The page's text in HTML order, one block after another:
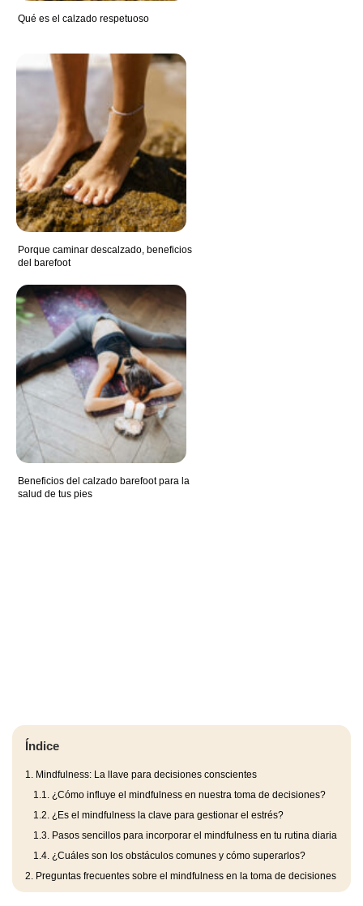
Qué es el calzado respetuoso
Porque caminar descalzado, beneficios
del barefoot
Beneficios del calzado barefoot para la
salud de tus pies
Índice
1. Mindfulness: La llave para decisiones conscientes
1.1. ¿Cómo influye el mindfulness en nuestra toma de decisiones?
1.2. ¿Es el mindfulness la clave para gestionar el estrés?
1.3. Pasos sencillos para incorporar el mindfulness en tu rutina diaria
1.4. ¿Cuáles son los obstáculos comunes y cómo superarlos?
2. Preguntas frecuentes sobre el mindfulness en la toma de decisiones